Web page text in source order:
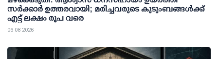
സര്‍ക്കാര്‍ ഉത്തരവായി; മരിച്ചവരുടെ കുടുംബങ്ങള്‍ക്ക്
എട്ട് ലക്ഷം രൂപ വരെ
06 08 2026